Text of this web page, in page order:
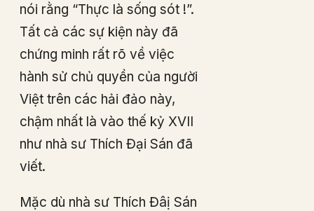
nói rằng “Thực là sống sót !”.
Tất cả các sự kiện này đã
chứng minh rất rõ về việc
hành sử chủ quyền của người
Việt trên các hải đảo này,
chậm nhất là vào thế kỷ XVII
như nhà sư Thích Đại Sán đã
viết.
Mặc dù nhà sư Thích Đâị Sán